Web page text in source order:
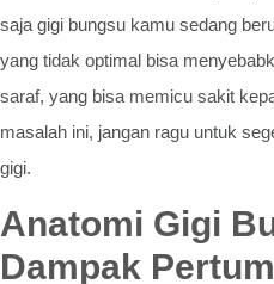
saja gigi bungsu kamu sedang
yang tidak optimal bisa
saraf, yang bisa memicu sakit
masalah ini, jangan ragu untuk
gigi.
Anatomi Gigi
Dampak